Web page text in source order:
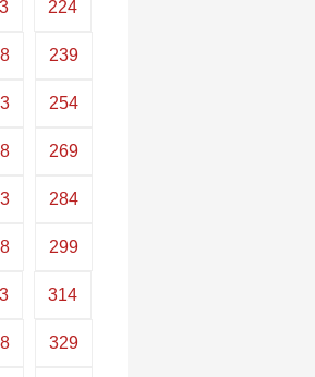
224
239
254
269
284
299
314
329